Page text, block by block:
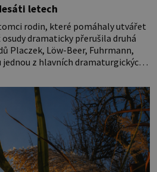
letech
rodin, které pomáhaly utvářet
dramaticky přerušila druhá
Placzek, Löw-Beer, Fuhrmann,
jednou z hlavních dramaturgických
Místa, která si člověk pamatuje z